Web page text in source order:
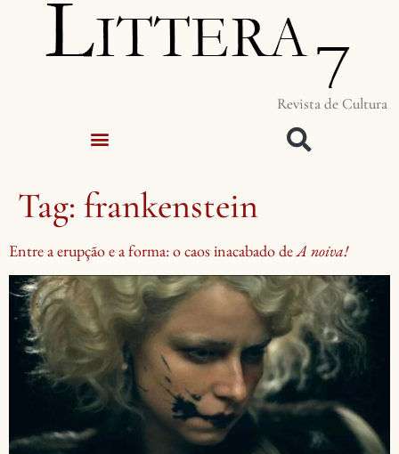
Revista de Cultura
Tag: frankenstein
Entre a erupção e a forma: o caos inacabado deA noiva!